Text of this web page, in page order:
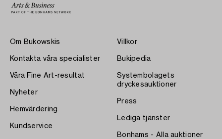
Om Bukowskis
Kontakta våra specialister
Våra Fine Art-resultat
Nyheter
Hemvärdering
Kundservice
Villkor
Bukipedia
Systembolagets
dryckesauktioner
Press
Lediga tjänster
Bonhams - Alla auktioner